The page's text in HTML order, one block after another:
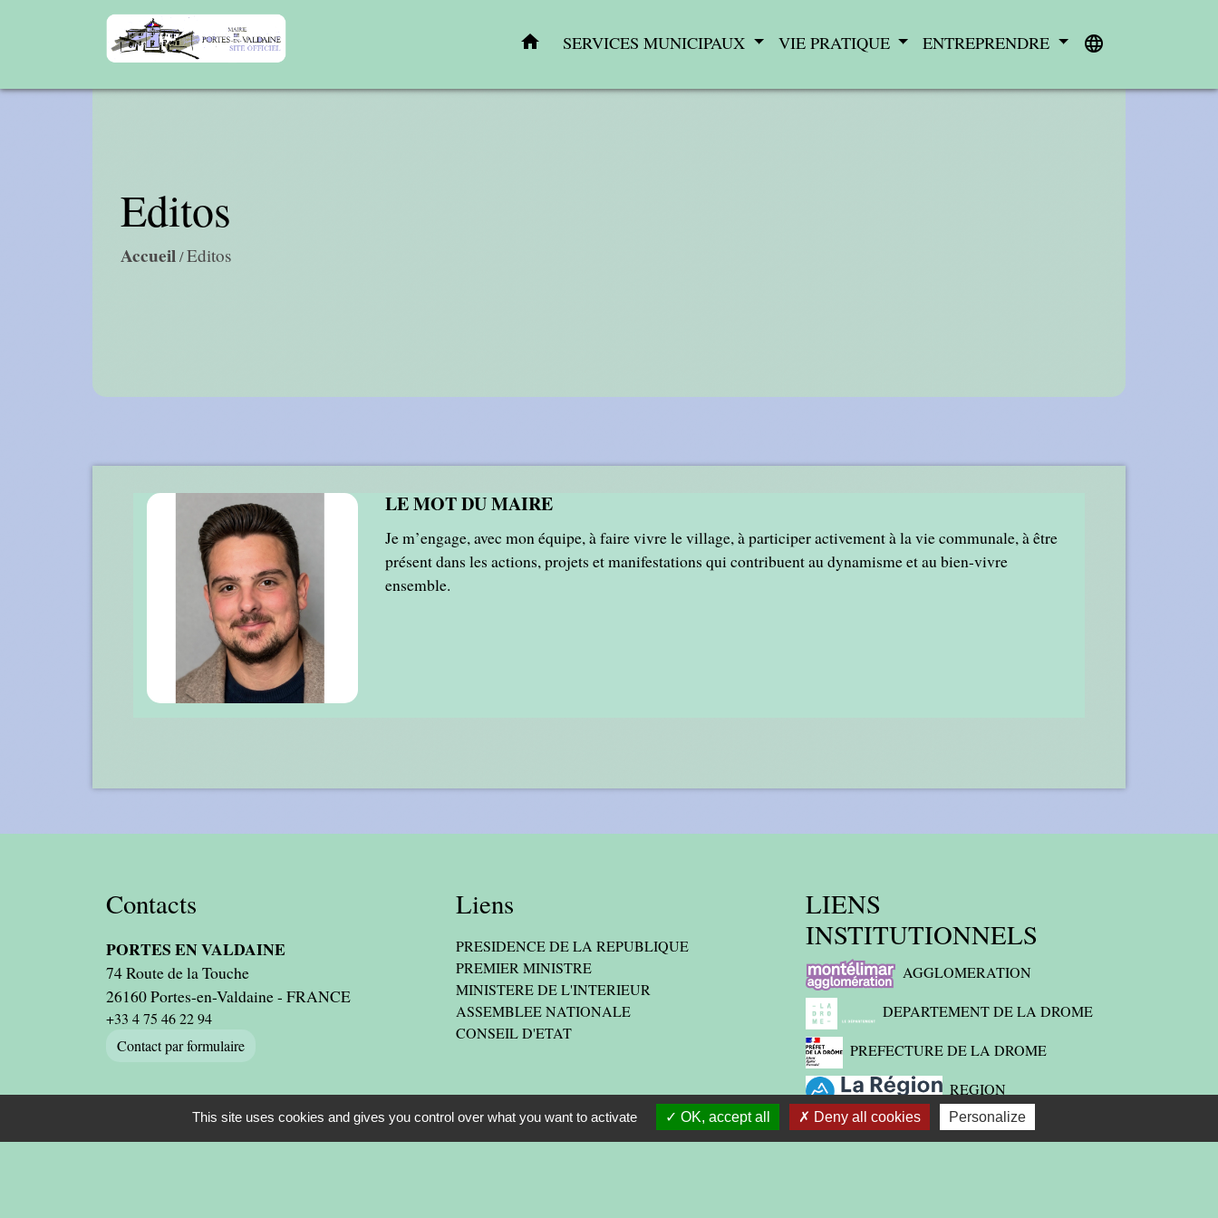
home SERVICES MUNICIPAUX VIE PRATIQUE ENTREPRENDRE language
Editos
Accueil/Editos
LE MOT DU MAIRE
Je m’engage, avec mon équipe, à faire vivre le village, à participer activement à la vie communale, à être
présent dans les actions, projets et manifestations qui contribuent au dynamisme et au bien-vivre
ensemble.
Contacts
PORTES EN VALDAINE
74 Route de la Touche
26160 Portes-en-Valdaine - FRANCE
+33 4 75 46 22 94
Contact par formulaire
Liens
PRESIDENCE DE LA REPUBLIQUE
PREMIER MINISTRE
MINISTERE DE L'INTERIEUR
ASSEMBLEE NATIONALE
CONSEIL D'ETAT
LIENS
INSTITUTIONNELS
AGGLOMERATION
DEPARTEMENT DE LA DROME
PREFECTURE DE LA DROME
REGION
Mentions légales - Politique de confidentialité - Accessibilité - Plan du site - Gestion des cookies
This site uses cookies and gives you control over what you want to activate OK, accept all Deny all cookies Personalize